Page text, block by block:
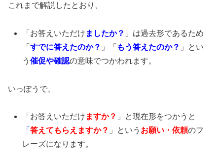
これまで解説したとおり、
「お答えいただけ ましたか？ 」は過去形であるため
「すでに答えたのか？ 」「 もう答えたのか？ 」とい
う催促や確認の意味でつかわれます。
いっぽうで、
「お答えいただけ ますか？ 」と現在形をつかうと
「答えてもらえますか？ 」という お願い・依頼のフ
レーズになります。